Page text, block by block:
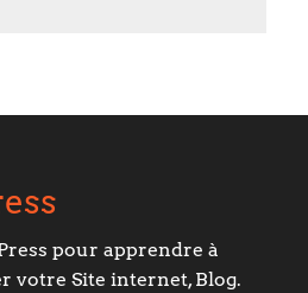
pour apprendre à
votre Site internet, Blog.